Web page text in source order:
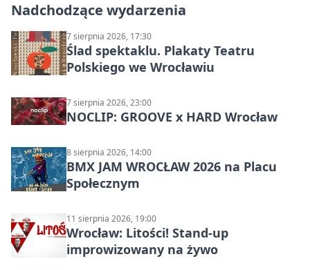
Nadchodzące wydarzenia
7 sierpnia 2026, 17:30
Ślad spektaklu. Plakaty Teatru
Polskiego we Wrocławiu
7 sierpnia 2026, 23:00
NOCLIP: GROOVE x HARD Wrocław
8 sierpnia 2026, 14:00
BMX JAM WROCŁAW 2026 na Placu
Społecznym
11 sierpnia 2026, 19:00
Wrocław: Litości! Stand-up
improwizowany na żywo